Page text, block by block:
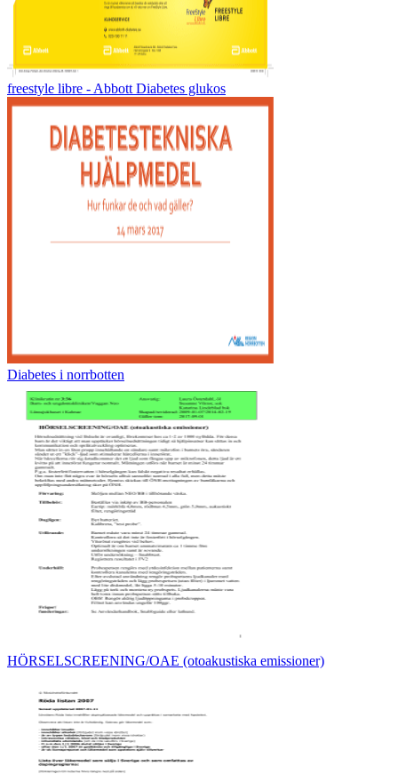
freestyle libre - Abbott Diabetes glukos
Diabetes i norrbotten
HÖRSELSCREENING/OAE (otoakustiska emissioner)